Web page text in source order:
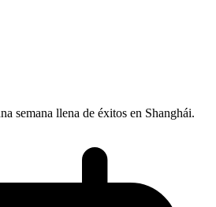
semana llena de éxitos en Shanghái.